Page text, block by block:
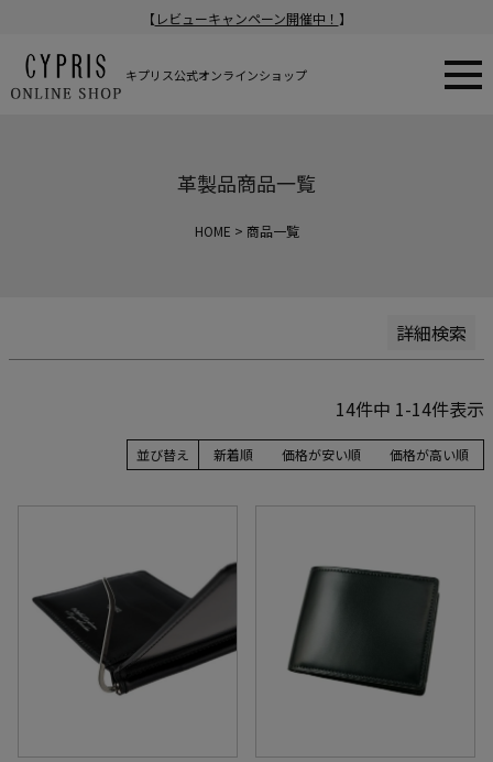
【 レビューキャンペーン開催中！ 】
キプリス公式オンラインショップ
革製品商品一覧
HOME 商品一覧
詳細検索
登録順
価格が安い順
価格が高い順
並び替え 価格が安い順 価格が高い順
新着順
14件中 1-14件表示